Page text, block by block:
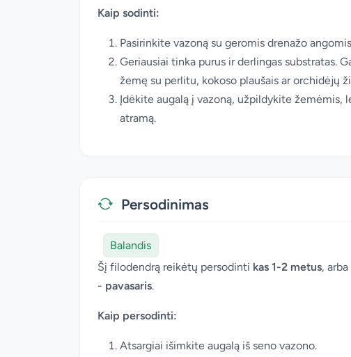
Kaip sodinti:
Pasirinkite vazoną su geromis drenažo
Geriausiai tinka purus ir derlingas substratas.
žemę su perlitu, kokoso plaušais ar orchidėjų
Įdėkite augalą į vazoną, užpildykite žemėmis,
atramą.
Persodinimas
Balandis
Šį filodendrą reikėtų persodinti kas 1-2 metus,
- pavasaris.
Kaip persodinti:
Atsargiai išimkite augalą iš seno vazono.